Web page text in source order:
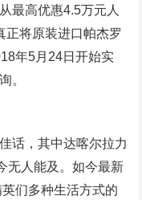
最高优惠4.5万元人
正将原装进口帕杰罗
年5月24日开始实
。
话，其中达喀尔拉力
无人能及。如今最新
们多种生活方式的